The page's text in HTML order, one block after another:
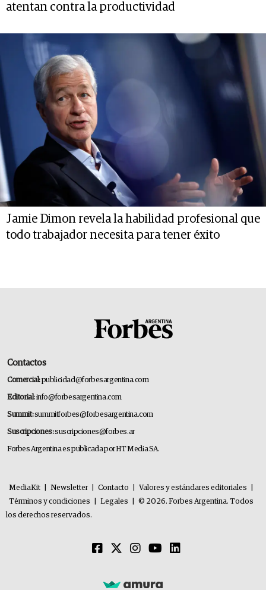
atentan contra la productividad
Jamie Dimon revela la habilidad profesional que
todo trabajador necesita para tener éxito
Contactos
Comercial:publicidad@forbesargentina.com
Editorial:info@forbesargentina.com
Summit:summitforbes@forbesargentina.com
Suscripciones:suscripciones@forbes.ar
Forbes Argentina es publicada por HT Media SA.
MediaKit Newsletter Contacto Valores y estándares editoriales
Términos y condiciones
Legales
© 2026. Forbes Argentina. Todos
los derechos reservados.